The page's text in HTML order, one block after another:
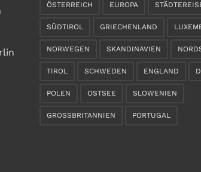
ÖSTERREICH EUROPA
SÜDTIROL GRIECHENLAND
NORWEGEN SKANDINAVIEN
TIROL SCHWEDEN ENGLAND
POLEN OSTSEE SLOWENIEN
GROSSBRITANNIEN PORTUGAL